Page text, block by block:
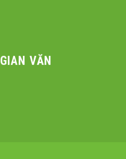
VĂN